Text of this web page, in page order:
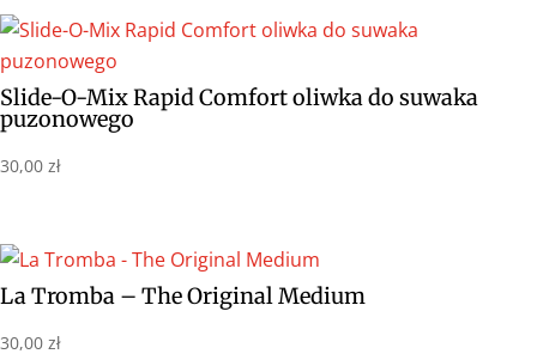
Slide-O-Mix Rapid Comfort oliwka do suwaka
puzonowego
30,00 zł
La Tromba – The Original Medium
30,00 zł